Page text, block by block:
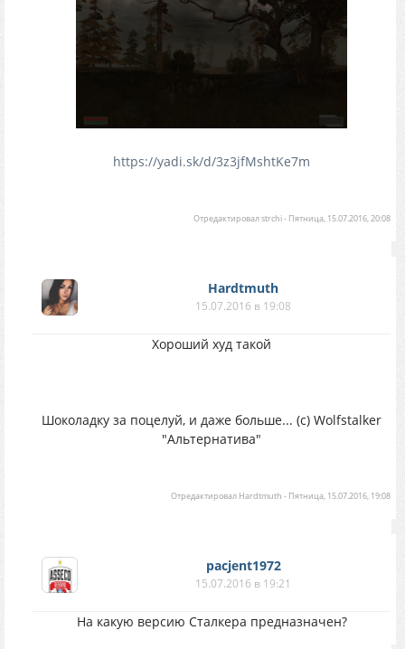
https://yadi.sk/d/3z3jfMshtKe7m
Отредактировалstrchi- Пятница, 15.07.2016, 20:08
Hardtmuth
15.07.2016 в 19:08
Хороший худ такой
Шоколадку за поцелуй, и даже больше... (с) Wolfstalker
"Альтернатива"
Отредактировал Hardtmuth - Пятница, 15.07.2016, 19:08
pacjent1972
15.07.2016 в 19:21
На какую версию Сталкера предназначен?